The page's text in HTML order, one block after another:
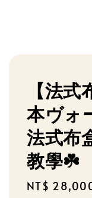
【法
本ヴォ
法式布
教學☘️
Regular
NT$